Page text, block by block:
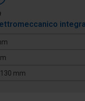
mm